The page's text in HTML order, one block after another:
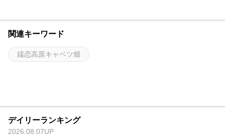
関連キーワード
嬬恋高原キャベツ畑
デイリーランキング
2026.08.07UP